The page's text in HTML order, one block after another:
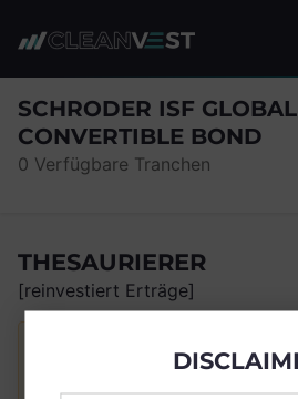
SCHRODER ISF
CONVERTIBLE BOND
0 Verfügbare Tranchen
THESAURIERER
[reinvestiert Erträge]
Für diesen Fonds